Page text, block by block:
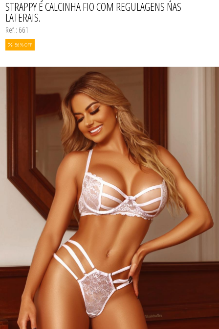
STRAPPY E CALCINHA FIO COM REGULAGENS NAS
LATERAIS.
Ref.: 661
56 % OFF